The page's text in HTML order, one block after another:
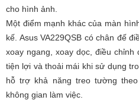
cho hình ảnh.
Một điểm mạnh khác của màn
kế. Asus VA229QSB có chân đế
xoay ngang, xoay dọc, điều
tiện lợi và thoải mái khi sử dụng
hỗ trợ khả năng treo tường
không gian làm việc.